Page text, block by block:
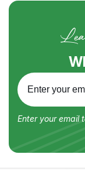
Enter your email